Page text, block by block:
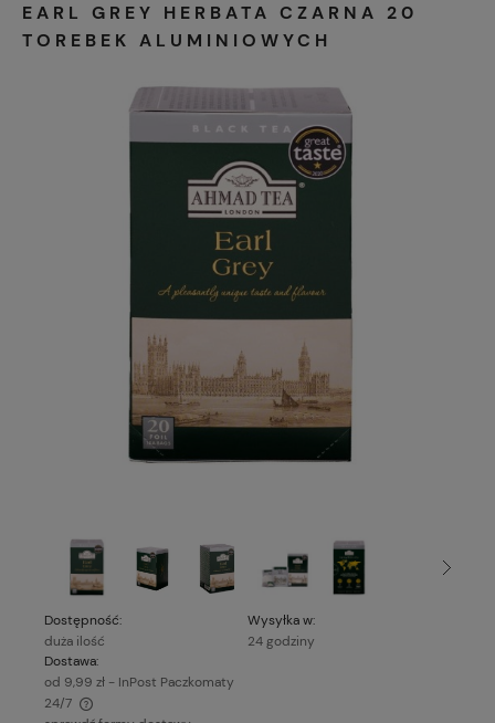
EARL GREY HERBATA CZARNA 20
TOREBEK ALUMINIOWYCH
Dostępność:
duża ilość
Wysyłka w:
24 godziny
Dostawa:
od 9,99 zł - InPost Paczkomaty
24/7